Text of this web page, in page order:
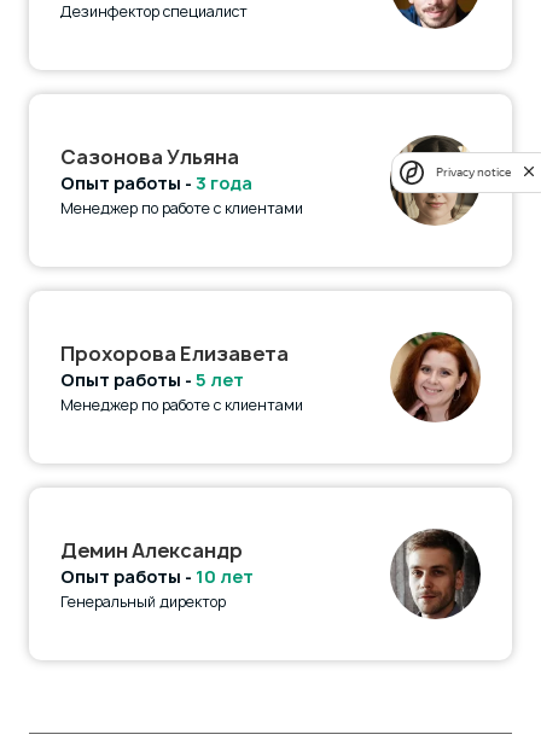
Дезинфектор специалист
Сазонова Ульяна
Опыт работы - 3 года
Менеджер по работе с клиентами
Прохорова Елизавета
Опыт работы - 5 лет
Менеджер по работе с клиентами
Демин Александр
Опыт работы - 10 лет
Генеральный директор
Privacy notice